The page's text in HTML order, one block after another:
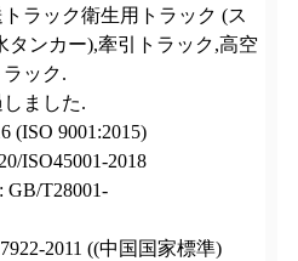
ラック衛生用トラック (ス
タンカー),牽引トラック,高空
ック.
ました.
(ISO 9001:2015)
ISO45001-2018
T28001-
2011 ((中国国家標準)